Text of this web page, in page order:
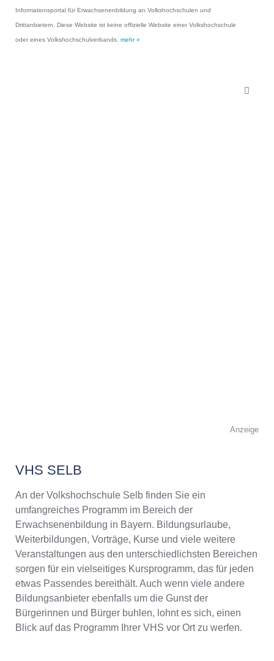
Informationsportal für Erwachsenenbildung an Volkshochschulen und
Drittanbietern. Diese Website ist keine offizielle Website einer Volkshochschule
oder eines Volkshochschulverbands. mehr »
Anzeige
VHS SELB
An der Volkshochschule Selb finden Sie ein
umfangreiches Programm im Bereich der
Erwachsenenbildung in Bayern. Bildungsurlaube,
Weiterbildungen, Vorträge, Kurse und viele weitere
Veranstaltungen aus den unterschiedlichsten Bereichen
sorgen für ein vielseitiges Kursprogramm, das für jeden
etwas Passendes bereithält. Auch wenn viele andere
Bildungsanbieter ebenfalls um die Gunst der
Bürgerinnen und Bürger buhlen, lohnt es sich, einen
Blick auf das Programm Ihrer VHS vor Ort zu werfen.